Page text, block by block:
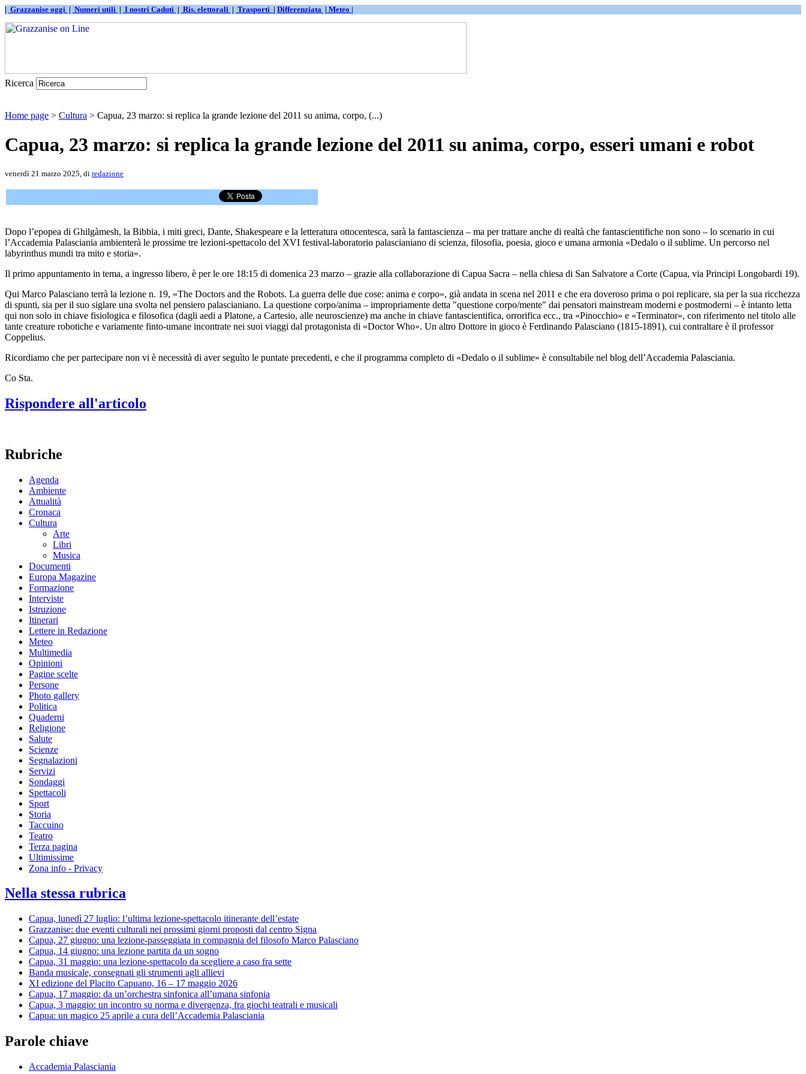
| Grazzanise oggi | Numeri utili | I nostri Caduti | Ris. elettorali | Trasporti | Differenziata | Meteo |
Ricerca
Home page > Cultura > Capua, 23 marzo: si replica la grande lezione del 2011 su anima, corpo, (...)
Capua, 23 marzo: si replica la grande lezione del 2011 su anima, corpo, esseri umani e robot
venerdì 21 marzo 2025, di redazione
Dopo l’epopea di Ghilgàmesh, la Bibbia, i miti greci, Dante, Shakespeare e la letteratura ottocentesca, sarà la fantascienza – ma per trattare anche di realtà che fantascientifiche non sono – lo scenario in cui
l’Accademia Palasciania ambienterà le prossime tre lezioni-spettacolo del XVI festival-laboratorio palascianiano di scienza, filosofia, poesia, gioco e umana armonia «Dedalo o il sublime. Un percorso nel
labyrinthus mundi tra mito e storia».
Il primo appuntamento in tema, a ingresso libero, è per le ore 18:15 di domenica 23 marzo – grazie alla collaborazione di Capua Sacra – nella chiesa di San Salvatore a Corte (Capua, via Principi Longobardi 19).
Qui Marco Palasciano terrà la lezione n. 19, «The Doctors and the Robots. La guerra delle due cose: anima e corpo», già andata in scena nel 2011 e che era doveroso prima o poi replicare, sia per la sua ricchezza
di spunti, sia per il suo siglare una svolta nel pensiero palascianiano. La questione corpo/anima – impropriamente detta "questione corpo/mente" dai pensatori mainstream moderni e postmoderni – è intanto letta
qui non solo in chiave fisiologica e filosofica (dagli aedi a Platone, a Cartesio, alle neuroscienze) ma anche in chiave fantascientifica, orrorifica ecc., tra «Pinocchio» e «Terminator», con riferimento nel titolo alle
tante creature robotiche e variamente finto-umane incontrate nei suoi viaggi dal protagonista di «Doctor Who». Un altro Dottore in gioco è Ferdinando Palasciano (1815-1891), cui contraltare è il professor
Coppelius.
Ricordiamo che per partecipare non vi è necessità di aver seguìto le puntate precedenti, e che il programma completo di «Dedalo o il sublime» è consultabile nel blog dell’Accademia Palasciania.
Co Sta.
Rispondere all'articolo
Rubriche
Agenda
Ambiente
Attualità
Cronaca
Cultura
Arte
Libri
Musica
Documenti
Europa Magazine
Formazione
Interviste
Istruzione
Itinerari
Lettere in Redazione
Meteo
Multimedia
Opinioni
Pagine scelte
Persone
Photo gallery
Politica
Quaderni
Religione
Salute
Scienze
Segnalazioni
Servizi
Sondaggi
Spettacoli
Sport
Storia
Taccuino
Teatro
Terza pagina
Ultimissime
Zona info - Privacy
Nella stessa rubrica
Capua, lunedì 27 luglio: l’ultima lezione-spettacolo itinerante dell’estate
Grazzanise: due eventi culturali nei prossimi giorni proposti dal centro Signa
Capua, 27 giugno: una lezione-passeggiata in compagnia del filosofo Marco Palasciano
Capua, 14 giugno: una lezione partita da un sogno
Capua, 31 maggio: una lezione-spettacolo da scegliere a caso fra sette
Banda musicale, consegnati gli strumenti agli allievi
XI edizione del Placito Capuano, 16 – 17 maggio 2026
Capua, 17 maggio: da un’orchestra sinfonica all’umana sinfonia
Capua, 3 maggio: un incontro su norma e divergenza, fra giochi teatrali e musicali
Capua: un magico 25 aprile a cura dell’Accademia Palasciania
Parole chiave
Accademia Palasciania